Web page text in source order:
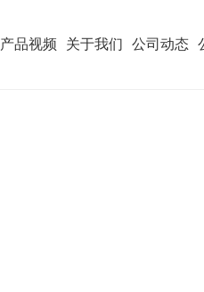
产品视频 关于我们 公司动态